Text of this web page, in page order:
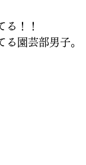
る！！
る園芸部男子。